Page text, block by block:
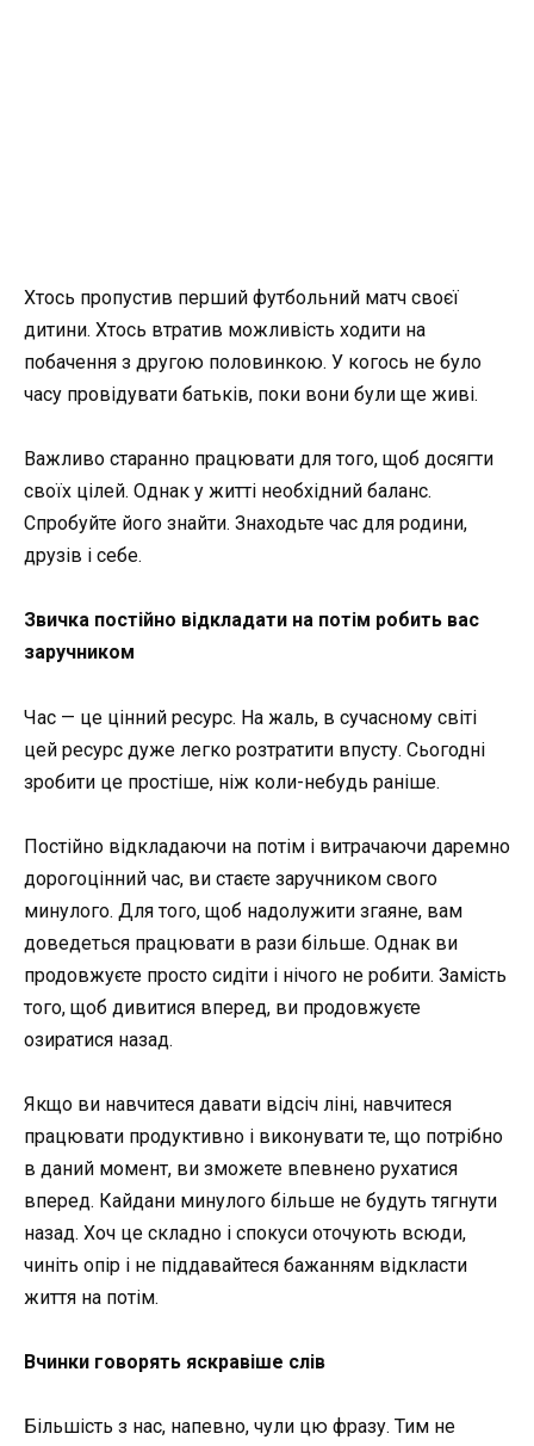
Хтось пропустив перший футбольний матч своєї
дитини. Хтось втратив можливість ходити на
побачення з другою половинкою. У когось не було
часу провідувати батьків, поки вони були ще живі.
Важливо старанно працювати для того, щоб досягти
своїх цілей. Однак у житті необхідний баланс.
Спробуйте його знайти. Знаходьте час для родини,
друзів і себе.
Звичка постійно відкладати на потім робить вас
заручником
Час — це цінний ресурс. На жаль, в сучасному світі
цей ресурс дуже легко розтратити впусту. Сьогодні
зробити це простіше, ніж коли-небудь раніше.
Постійно відкладаючи на потім і витрачаючи даремно
дорогоцінний час, ви стаєте заручником свого
минулого. Для того, щоб надолужити згаяне, вам
доведеться працювати в рази більше. Однак ви
продовжуєте просто сидіти і нічого не робити. Замість
того, щоб дивитися вперед, ви продовжуєте
озиратися назад.
Якщо ви навчитеся давати відсіч ліні, навчитеся
працювати продуктивно і виконувати те, що потрібно
в даний момент, ви зможете впевнено рухатися
вперед. Кайдани минулого більше не будуть тягнути
назад. Хоч це складно і спокуси оточують всюди,
чиніть опір і не піддавайтеся бажанням відкласти
життя на потім.
Вчинки говорять яскравіше слів
Більшість з нас, напевно, чули цю фразу. Тим не